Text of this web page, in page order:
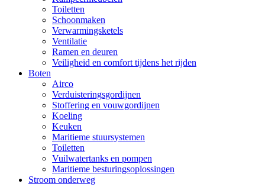
Toiletten
Schoonmaken
Verwarmingsketels
Ventilatie
Ramen en deuren
Veiligheid en comfort tijdens het rijden
Boten
Airco
Verduisteringsgordijnen
Stoffering en vouwgordijnen
Koeling
Keuken
Maritieme stuursystemen
Toiletten
Vuilwatertanks en pompen
Maritieme besturingsoplossingen
Stroom onderweg